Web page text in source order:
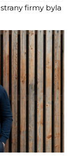
firmy byla